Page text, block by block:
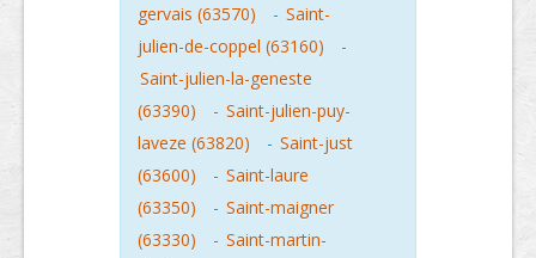
gervais (63570)
- Saint-
julien-de-coppel (63160)
-
Saint-julien-la-geneste
(63390)
- Saint-julien-puy-
laveze (63820)
- Saint-just
(63600)
- Saint-laure
(63350)
- Saint-maigner
(63330)
- Saint-martin-